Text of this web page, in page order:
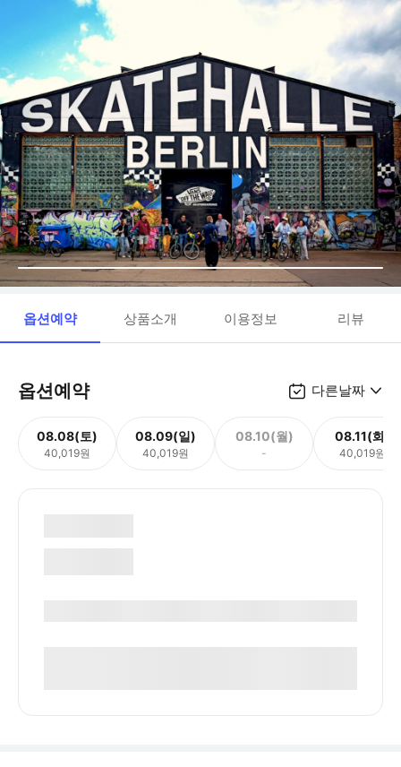
옵션예약 상품소개 이용정보 리뷰
옵션예약 다른날짜
08.08(토)
40,019원
08.09(일)
40,019원
08.10(월)
-
08.11(화)
40,019원